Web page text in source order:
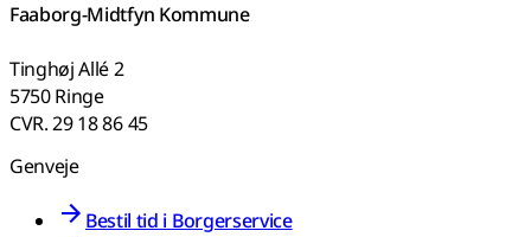
Faaborg-Midtfyn Kommune
Tinghøj Allé 2
5750 Ringe
CVR. 29 18 86 45
Genveje
Bestil tid i Borgerservice